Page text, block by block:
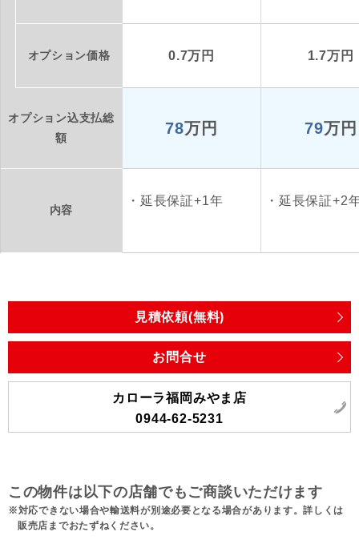
オプション価格 0.7万円 1.7万円
オプション込支払総
額
78万円 79万円
内容
延長保証+1年 延長保証+2
見積依頼(無料)
お問合せ
カローラ福岡みやま店
0944-62-5231
この物件は以下の店舗でもご商談いただけます
対応できない場合や輸送料が別途必要となる場合があります。詳しくは
販売店までおたずねください。